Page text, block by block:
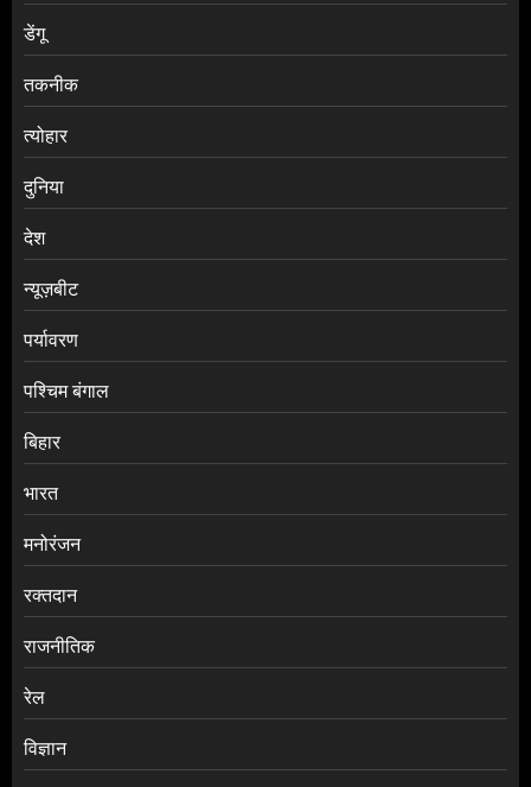
डेंगू
तकनीक
त्योहार
दुनिया
देश
न्यूज़बीट
पर्यावरण
पश्चिम बंगाल
बिहार
भारत
मनोरंजन
रक्तदान
राजनीतिक
रेल
विज्ञान